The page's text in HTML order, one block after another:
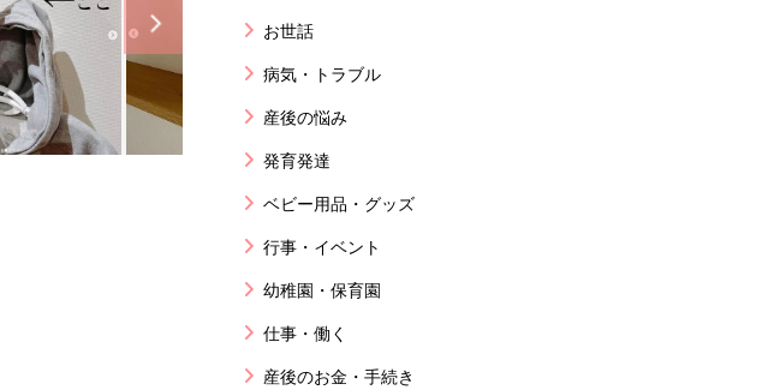
お世話
病気・トラブル
産後の悩み
発育発達
ベビー用品・グッズ
行事・イベント
幼稚園・保育園
仕事・働く
産後のお金・手続き